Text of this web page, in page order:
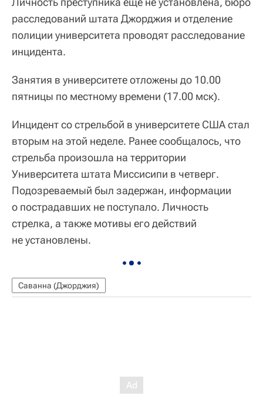
расследований штата Джорджия и отделение
полиции университета проводят расследование
инцидента.
Занятия в университете отложены до 10.00
пятницы по местному времени (17.00 мск).
Инцидент со стрельбой в университете США стал
вторым на этой неделе. Ранее сообщалось, что
стрельба произошла на территории
Университета штата Миссисипи в четверг.
Подозреваемый был задержан, информации
о пострадавших не поступало. Личность
стрелка, а также мотивы его действий
не установлены.
Саванна (Джорджия)